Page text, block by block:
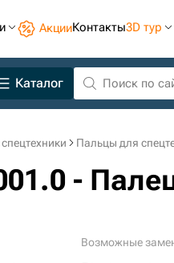
АкцииКонтакты3D тур
Каталог
Пальцы для
-
Возможные